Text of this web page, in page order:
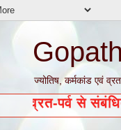
ज्योतिष, कर्मकांड एवं
ज्योतिष, कर्मकांड